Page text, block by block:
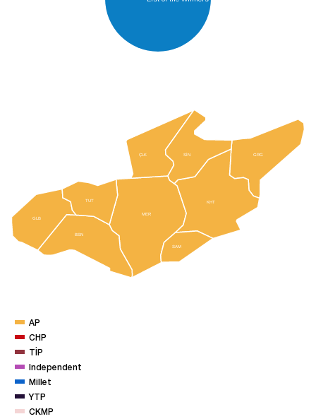
MER
BSN
ÇLK GRG
GLB
KHT
SAM
SİN
TUT
AP
CHP
TİP
Independent
Millet
YTP
CKMP